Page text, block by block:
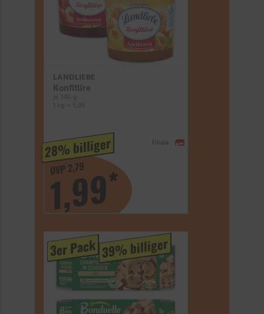
LANDLIEBE
Konfitüre
28% billiger
UVP 2,79
1,99*
Filiale
3er Pack 39% billiger